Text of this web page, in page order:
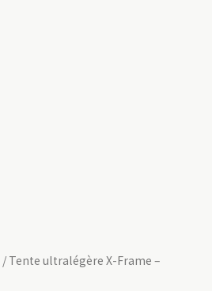
/ Tente ultralégère X-Frame –